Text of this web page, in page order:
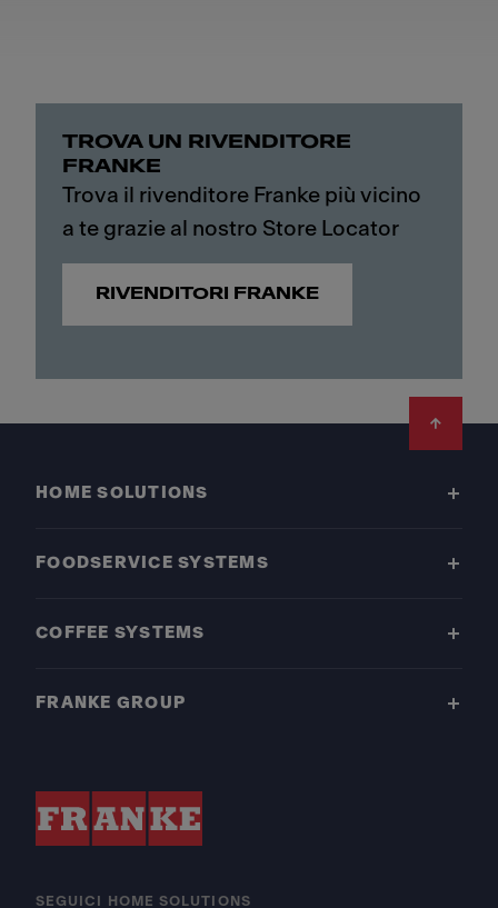
TROVA UN RIVENDITORE
FRANKE
Trova il rivenditore Franke più vicino
a te grazie al nostro Store Locator
RIVENDITORI FRANKE
HOME SOLUTIONS
FOODSERVICE SYSTEMS
COFFEE SYSTEMS
FRANKE GROUP
SEGUICI HOME SOLUTIONS